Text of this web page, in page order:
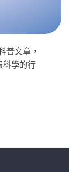
普文章，
科學的行